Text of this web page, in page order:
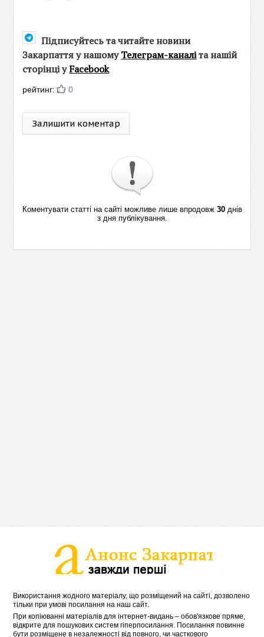
Підписуйтесь та читайте новини
Закарпаття у нашомуТелеграм-каналіта нашій
сторінці уFacebook
рейтинг: 0
Залишити коментар
Коментувати статті на сайті можливе лише впродовж 30днів
з дня публікування.
Використання жодного матеріалу, що розміщений на сайті, дозволено
тільки при умові посилання на наш сайт.
При копіюванні матеріалів для інтернет-видань – обов'язкове пряме,
відкрите для пошукових систем гіперпосилання. Посилання повинне
бути розміщене в незалежності від повного, чи часткового